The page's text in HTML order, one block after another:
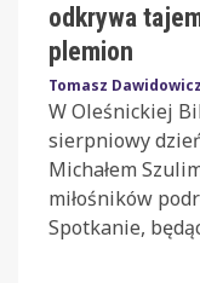
odkrywa
plemion
Tomasz Dawidowicz
W Oleśnickiej
sierpniowy
Michałem
miłośników
Spotkanie,